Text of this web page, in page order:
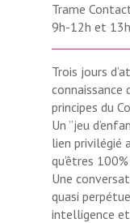
Trame
9h-12h et
Trois jours
connaissance
principes du
Un ’’jeu
lien privilégié
qu’êtres
Une
quasi
intelligence